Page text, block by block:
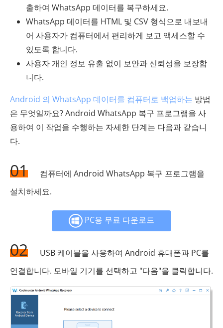
출하여 WhatsApp 데이터를 복구하세요.
WhatsApp 데이터를 HTML 및 CSV 형식으로 내보내
어 사용자가 컴퓨터에서 편리하게 보고 액세스할 수
있도록 합니다.
사용자 개인 정보 유출 없이 보안과 신뢰성을 보장합
니다.
Android 의 WhatsApp 데이터를 컴퓨터로 백업하는 방법
은 무엇일까요? Android WhatsApp 복구 프로그램을 사
용하여 이 작업을 수행하는 자세한 단계는 다음과 같습니
다.
01
컴퓨터에 Android WhatsApp 복구 프로그램을
설치하세요.
PC용 무료 다운로드
02
USB 케이블을 사용하여 Android 휴대폰과 PC를
연결합니다. 모바일 기기를 선택하고 "다음"을 클릭합니다.